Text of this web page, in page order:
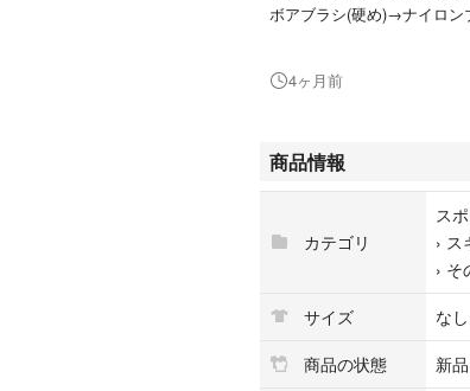
ボアブラシ(硬め)→ナイロ
ロトブラシで、スキー、ス
行なえます。
※ブラッシングするために
動ドリルが必要となります。
※ロトブラシのシャフトの
六角軸しか使えないインパ
ドリルチャックなどのアタ
60b6B08F6W4J3742c4
4ヶ月前
商品情報
カテゴリ
ス
› ス
› そ
サイズ
なし
商品の状態
新